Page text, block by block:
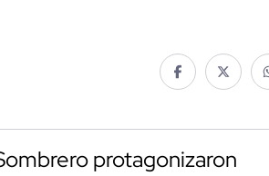
protagonizaron